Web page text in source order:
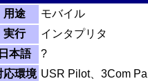
用途
モバイル
実行
インタプリタ
日本語
?
応環境 USR Pilot、3Com